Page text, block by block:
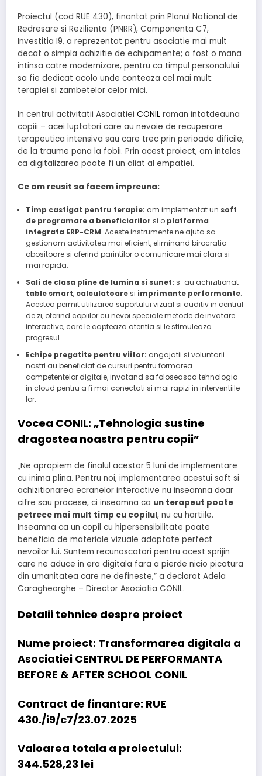
Proiectul (cod RUE 430), finantat prin Planul National de
Redresare si Rezilienta (PNRR), Componenta C7,
Investitia I9, a reprezentat pentru asociatie mai mult
decat o simpla achizitie de echipamente; a fost o mana
intinsa catre modernizare, pentru ca timpul personalului
sa fie dedicat acolo unde conteaza cel mai mult:
terapiei si zambetelor celor mici.
In centrul activitatii Asociatiei CONIL raman intotdeauna
copiii – acei luptatori care au nevoie de recuperare
terapeutica intensiva sau care trec prin perioade dificile,
de la traume pana la fobii. Prin acest proiect, am inteles
ca digitalizarea poate fi un aliat al empatiei.
Ce am reusit sa facem impreuna:
Timp castigat pentru terapie: am implementat un soft
de programare a beneficiarilor si o platforma
integrata ERP-CRM. Aceste instrumente ne ajuta sa
gestionam activitatea mai eficient, eliminand birocratia
obositoare si oferind parintilor o comunicare mai clara si
mai rapida.
Sali de clasa pline de lumina si sunet: s-au achizitionat
table smart, calculatoaresi imprimante performante.
Acestea permit utilizarea suportului vizual si auditiv in centrul
de zi, oferind copiilor cu nevoi speciale metode de invatare
interactive, care le capteaza atentia si le stimuleaza
progresul.
Echipe pregatite pentru viitor: angajatii si voluntarii
nostri au beneficiat de cursuri pentru formarea
competentelor digitale, invatand sa foloseasca tehnologia
in cloud pentru a fi mai conectati si mai rapizi in interventiile
lor.
Vocea CONIL: „Tehnologia sustine
dragostea noastra pentru copii”
„Ne apropiem de finalul acestor 5 luni de implementare
cu inima plina. Pentru noi, implementarea acestui soft si
achizitionarea ecranelor interactive nu inseamna doar
cifre sau procese, ci inseamna ca un terapeut poate
petrece mai mult timp cu copilul, nu cu hartiile.
Inseamna ca un copil cu hipersensibilitate poate
beneficia de materiale vizuale adaptate perfect
nevoilor lui. Suntem recunoscatori pentru acest sprijin
care ne aduce in era digitala fara a pierde nicio picatura
din umanitatea care ne defineste,” a declarat Adela
Caragheorghe – Director Asociatia CONIL.
Detalii tehnice despre proiect
Nume proiect: Transformarea digitala a
Asociatiei CENTRUL DE PERFORMANTA
BEFORE & AFTER SCHOOL CONIL
Contract de finantare: RUE
430./i9/c7/23.07.2025
Valoarea totala a proiectului:
344.528,23 lei